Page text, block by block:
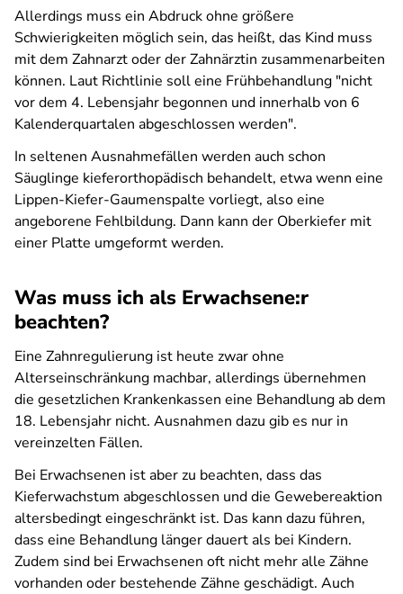
Allerdings muss ein Abdruck ohne größere
Schwierigkeiten möglich sein, das heißt, das Kind muss
mit dem Zahnarzt oder der Zahnärztin zusammenarbeiten
können. Laut Richtlinie soll eine Frühbehandlung "nicht
vor dem 4. Lebensjahr begonnen und innerhalb von 6
Kalenderquartalen abgeschlossen werden".
In seltenen Ausnahmefällen werden auch schon
Säuglinge kieferorthopädisch behandelt, etwa wenn eine
Lippen-Kiefer-Gaumenspalte vorliegt, also eine
angeborene Fehlbildung. Dann kann der Oberkiefer mit
einer Platte umgeformt werden.
Was muss ich als Erwachsene:r
beachten?
Eine Zahnregulierung ist heute zwar ohne
Alterseinschränkung machbar, allerdings übernehmen
die gesetzlichen Krankenkassen eine Behandlung ab dem
18. Lebensjahr nicht. Ausnahmen dazu gib es nur in
vereinzelten Fällen.
Bei Erwachsenen ist aber zu beachten, dass das
Kieferwachstum abgeschlossen und die Gewebereaktion
altersbedingt eingeschränkt ist. Das kann dazu führen,
dass eine Behandlung länger dauert als bei Kindern.
Zudem sind bei Erwachsenen oft nicht mehr alle Zähne
vorhanden oder bestehende Zähne geschädigt. Auch